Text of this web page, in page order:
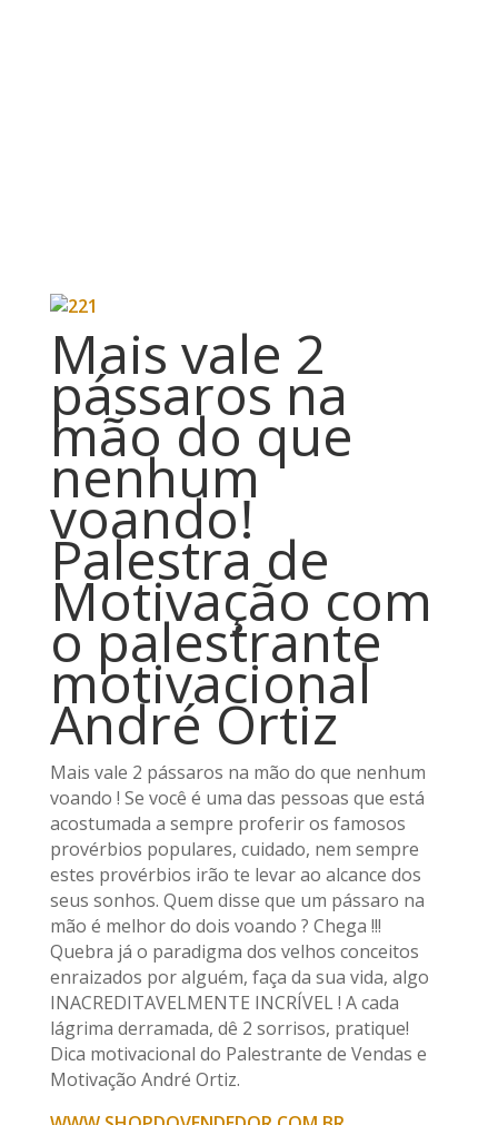
Mais vale 2
pássaros na
mão do que
nenhum
voando!
Palestra de
Motivação com
o palestrante
motivacional
André Ortiz
Mais vale 2 pássaros na mão do que nenhum
voando ! Se você é uma das pessoas que está
acostumada a sempre proferir os famosos
provérbios populares, cuidado, nem sempre
estes provérbios irão te levar ao alcance dos
seus sonhos. Quem disse que um pássaro na
mão é melhor do dois voando ? Chega !!!
Quebra já o paradigma dos velhos conceitos
enraizados por alguém, faça da sua vida, algo
INACREDITAVELMENTE INCRÍVEL ! A cada
lágrima derramada, dê 2 sorrisos, pratique!
Dica motivacional do Palestrante de Vendas e
Motivação André Ortiz.